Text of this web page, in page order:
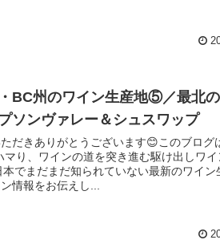
BC州のワイン生産地⑤／最北
ソンヴァレー＆シュスワップ
だきありがとうございます😊このブログ
マり、ワインの道を突き進む駆け出しワ
本でまだまだ知られていない最新のワイン
情報をお伝えし...